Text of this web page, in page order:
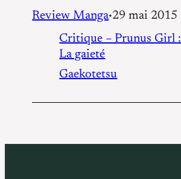
Review Manga•29 mai 2015
Critique – Prunus Girl :
La gaieté
Gaekotetsu